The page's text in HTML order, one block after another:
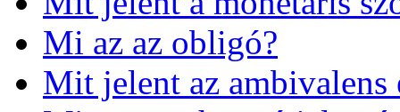
Mi az az obligó?
Mit jelent az ambivalens